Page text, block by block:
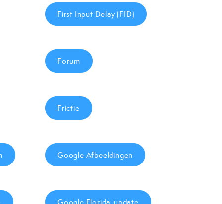
First Input Delay (FID)
Forum
Frictie
Google Afbeeldingen
Google Florida-update